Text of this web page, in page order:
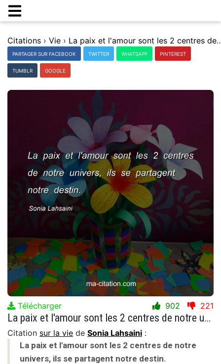
Citations › Vie › La paix et l'amour sont les 2
PARTAGER SUR FACEBOOK TWITTER WHATSAPP PINTEREST
TUMBLR GOOGLE
Télécharger 902 221
La paix et l'amour sont les 2 centres de notre univers, ils se partagent notre destin.
Citation sur la vie de Sonia Lahsaini :
La paix et l'amour sont les 2 centres de notre
univers, ils se partagent notre destin.